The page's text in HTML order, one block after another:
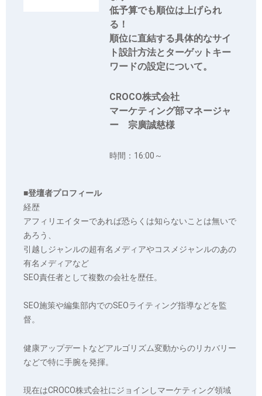
低予算でも順位は上げられ
る！
順位に直結する具体的なサイ
ト設計方法とターゲットキー
ワードの設定について。
CROCO株式会社
マーケティング部マネージャ
ー 宗廣誠慈様
時間：16:00～
■登壇者プロフィール
経歴
アフィリエイターであれば恐らくは知らないことは無いで
あろう、
引越しジャンルの超有名メディアやコスメジャンルのあの
有名メディアなど
SEO責任者として複数の会社を歴任。
SEO施策や編集部内でのSEOライティング指導などを監
督。
健康アップデートなどアルゴリズム変動からのリカバリー
などで特に手腕を発揮。
現在はCROCO株式会社にジョインしマーケティング領域